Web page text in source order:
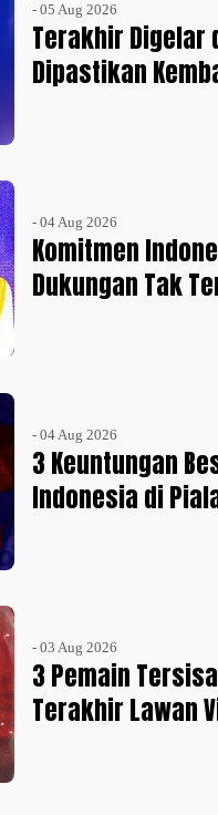
- 05 Aug 2026
Terakhir Digelar
Dipastikan
- 04 Aug 2026
Komitmen
Dukungan Tak
- 04 Aug 2026
3 Keuntungan
Indonesia di
- 03 Aug 2026
3 Pemain
Terakhir Lawan